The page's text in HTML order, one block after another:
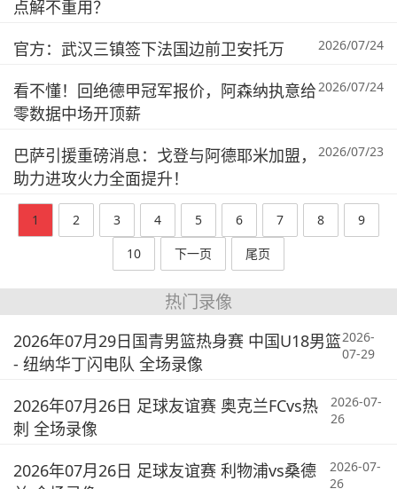
点解不重用？
官方：武汉三镇签下法国边前卫安托万 2026/07/24
看不懂！回绝德甲冠军报价，阿森纳执意给
零数据中场开顶薪
2026/07/24
巴萨引援重磅消息：戈登与阿德耶米加盟，
助力进攻火力全面提升！
2026/07/23
1 2 3 4 5 6 7 8
9
10
下一页 尾页
热门录像
2026年07月29日国青男篮热身赛 中国U18男篮
- 纽纳华丁闪电队 全场录像
2026-
07-29
2026年07月26日 足球友谊赛 奥克兰FCvs热
刺 全场录像
2026-07-
26
2026年07月26日 足球友谊赛 利物浦vs桑德
2026-07-
26